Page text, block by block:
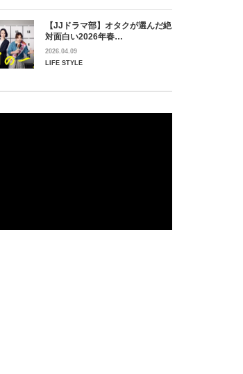
【JJドラマ部】オタクが選んだ絶
対面白い2026年春…
2026.04.09
LIFE STYLE